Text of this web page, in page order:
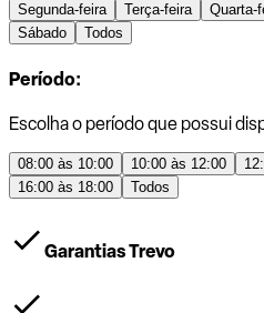
Segunda-feira Terça-feira Quarta-
Sábado
Todos
Período:
Escolha o período que possui
08:00 às 10:00 10:00 às 12:00
16:00 às 18:00
Todos
Garantias Trevo